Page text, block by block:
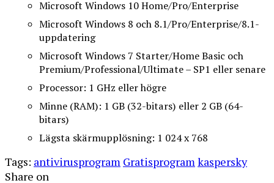
Microsoft Windows 10 Home/Pro/Enterprise
Microsoft Windows 8 och 8.1/Pro/Enterprise/8.1-
uppdatering
Microsoft Windows 7 Starter/Home Basic och
Premium/Professional/Ultimate – SP1 eller senare
Processor: 1 GHz eller högre
Minne (RAM): 1 GB (32-bitars) eller 2 GB (64-
bitars)
Lägsta skärmupplösning: 1 024 x 768
Tags: antivirusprogram Gratisprogramkaspersky
Share on